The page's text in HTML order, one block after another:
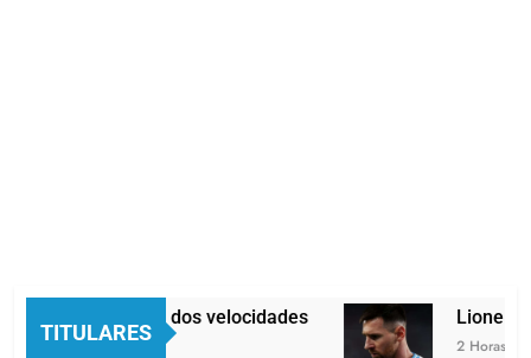
TITULARES
Economía en dos velocidades
1 Hora Atrás
Lionel
2 Horas Atrás